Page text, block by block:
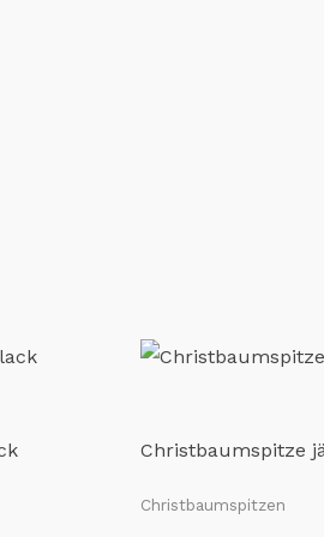
Christbaumspitze
Christbaumspitzen